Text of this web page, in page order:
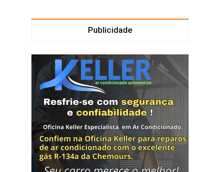
Publicidade